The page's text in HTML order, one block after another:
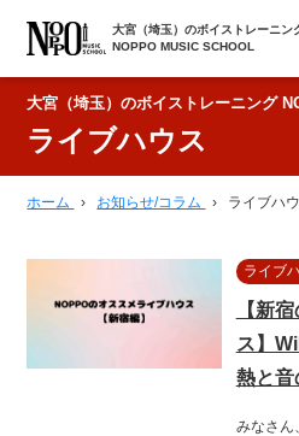
大宮（埼玉）のボイストレーニン
NOPPO MUSIC SCHOOL
大宮（埼玉）のボイストレーニング
ライブハウス
ホーム › お知らせ/コラム › ライブハ
ライブ
【新
ス】
熱と音
みなさん